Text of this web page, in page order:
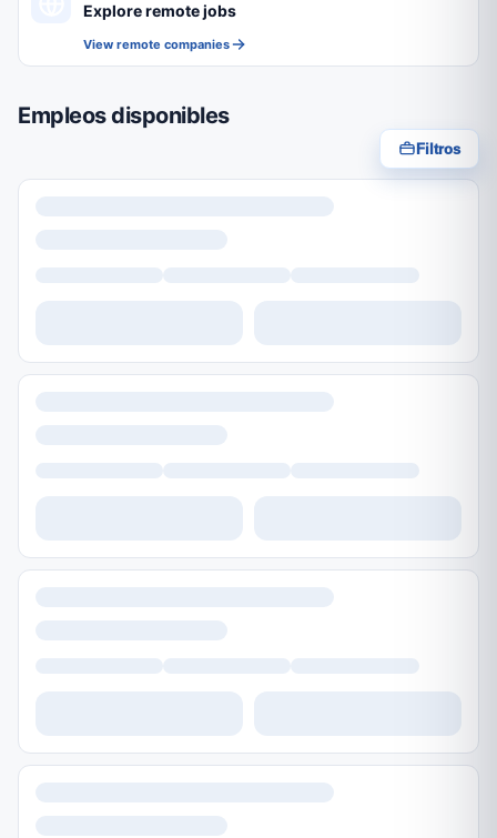
Explore remote jobs
View remote companies
Empleos disponibles
Filtros